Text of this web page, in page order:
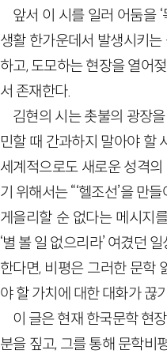
앞서 이 시를 일러 어둠을
생활 한가운데서 발생시키
하고, 도모하는 현장을 열어
서 존재한다.
김현의 시는 촛불의 광장
민할 때 간과하지 말아야 할
세계적으로도 새로운 성격
기 위해서는 “‘헬조선’을 만
게을리할 순 없다는 메시지
‘별 볼 일 없으리라’ 여겼던
한다면, 비평은 그러한 문학
야 할 가치에 대한 대화가 끊
이 글은 현재 한국문학 현
분을 짚고, 그를 통해 문학비